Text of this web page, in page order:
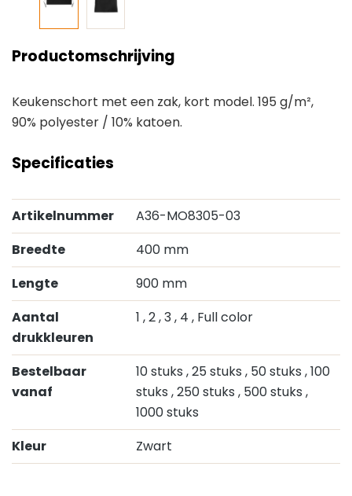
Productomschrijving
Keukenschort met een zak, kort model. 195 g/m²,
90% polyester / 10% katoen.
Specificaties
Artikelnummer
A36-MO8305-03
Breedte
400 mm
Lengte
900 mm
Aantal
drukkleuren
1 , 2, 3, 4 , Full color
Bestelbaar
vanaf
10 stuks , 25 stuks , 50 stuks , 100
stuks , 250 stuks , 500 stuks ,
1000 stuks
Kleur
Zwart